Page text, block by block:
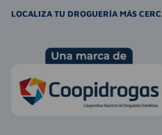
LOCALIZA TU DROGUERÍA MÁS